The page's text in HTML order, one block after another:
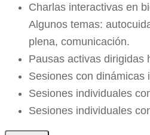
Charlas interactivas en
Algunos temas:
plena, comunicación.
Pausas activas dirigidas
Sesiones con dinámicas
Sesiones individuales
Sesiones individuales